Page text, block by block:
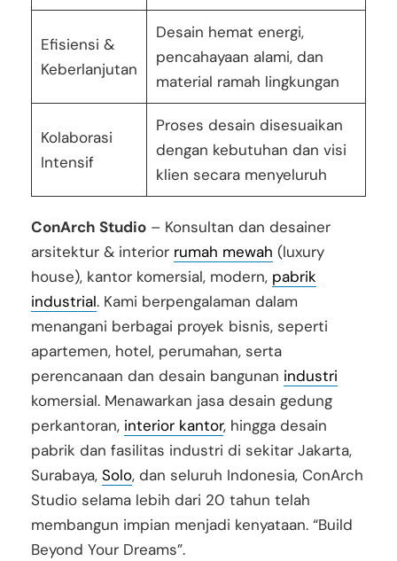
Efisiensi &
Keberlanjutan
Desain hemat energi,
pencahayaan alami, dan
material ramah lingkungan
Kolaborasi
Intensif
Proses desain disesuaikan
dengan kebutuhan dan visi
klien secara menyeluruh
ConArch Studio – Konsultan dan desainer
arsitektur & interior rumah mewah (luxury
house), kantor komersial, modern, pabrik
industrial. Kami berpengalaman dalam
menangani berbagai proyek bisnis, seperti
apartemen, hotel, perumahan, serta
perencanaan dan desain bangunan industri
komersial. Menawarkan jasa desain gedung
perkantoran, interior kantor, hingga desain
pabrik dan fasilitas industri di sekitar Jakarta,
Surabaya, Solo, dan seluruh Indonesia, ConArch
Studio selama lebih dari 20 tahun telah
membangun impian menjadi kenyataan. “Build
Beyond Your Dreams”.